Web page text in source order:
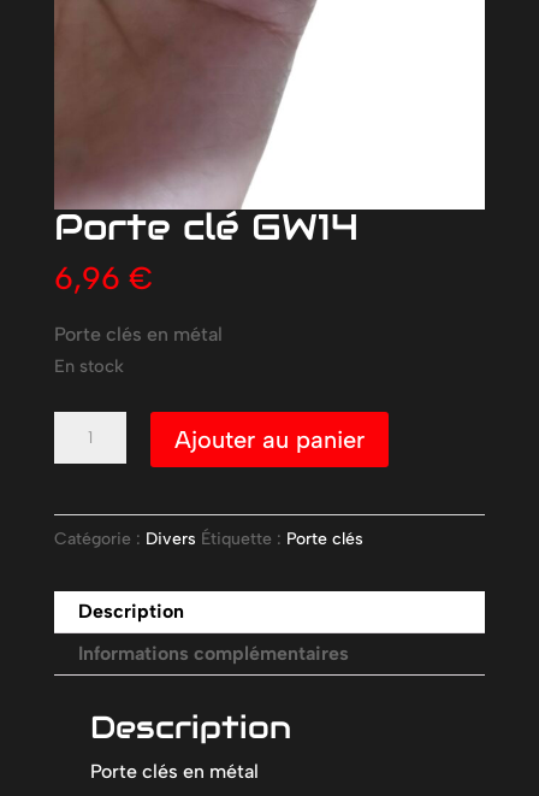
Porte clé GW14
6,96 €
Porte clés en métal
En stock
quantité
de
Ajouter au panier
Catégorie : Divers Étiquette : Porte clés
Description
Informations complémentaires
Description
Porte clés en métal